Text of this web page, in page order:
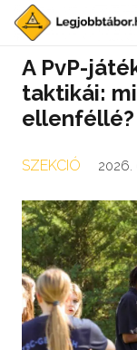
A PvP-
taktikái:
ellenféllé?
SZEKCIÓ 2026.